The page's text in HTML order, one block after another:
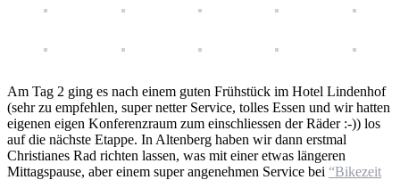
Am Tag 2 ging es nach einem guten Frühstück im Hotel Lindenhof
(sehr zu empfehlen, super netter Service, tolles Essen und wir hatten
eigenen eigen Konferenzraum zum einschliessen der Räder :-)) los
auf die nächste Etappe. In Altenberg haben wir dann erstmal
Christianes Rad richten lassen, was mit einer etwas längeren
Mittagspause, aber einem super angenehmen Service bei “Bikezeit